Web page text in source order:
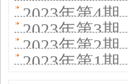
2023年第4期
2023年第3期
2023年第2期
2023年第1期